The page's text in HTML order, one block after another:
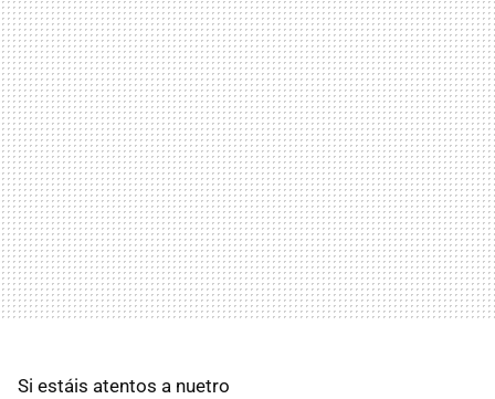
Si estáis atentos a nuetro